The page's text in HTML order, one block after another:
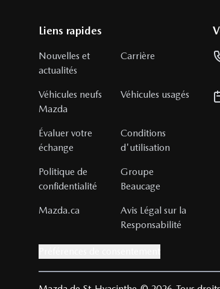
Liens rapides
Nouvelles et
actualités
Carrière
Véhicules neufs
Mazda
Véhicules usagés
Évaluer votre
échange
Conditions
d'utilisation
Politique de
confidentialité
Groupe
Beaucage
Mazda.ca
Avis Légal sur la
Responsabilité